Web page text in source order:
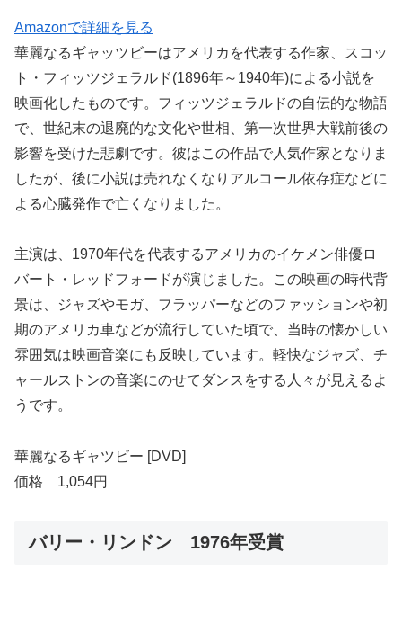
Amazonで詳細を見る
華麗なるギャッツビーはアメリカを代表する作家、スコッ
ト・フィッツジェラルド(1896年～1940年)による小説を
映画化したものです。フィッツジェラルドの自伝的な物語
で、世紀末の退廃的な文化や世相、第一次世界大戦前後の
影響を受けた悲劇です。彼はこの作品で人気作家となりま
したが、後に小説は売れなくなりアルコール依存症などに
よる心臓発作で亡くなりました。
主演は、1970年代を代表するアメリカのイケメン俳優ロ
バート・レッドフォードが演じました。この映画の時代背
景は、ジャズやモガ、フラッパーなどのファッションや初
期のアメリカ車などが流行していた頃で、当時の懐かしい
雰囲気は映画音楽にも反映しています。軽快なジャズ、チ
ャールストンの音楽にのせてダンスをする人々が見えるよ
うです。
華麗なるギャツビー [DVD]
価格 1,054円
バリー・リンドン 1976年受賞